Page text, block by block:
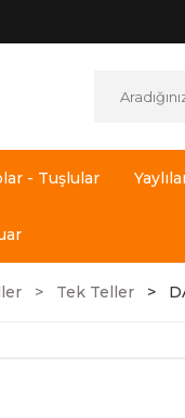
- Tuşlular
Tek Teller